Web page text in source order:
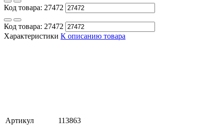
Код товара: 27472
Код товара: 27472
Характеристики К описанию товара
Артикул
113863